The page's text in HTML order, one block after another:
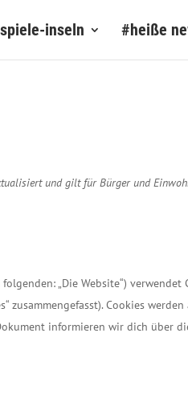
inseln #heiße
und gilt für Bürger und
folgenden: „Die Website“)
zusammengefasst). Cookies
informieren wir dich über